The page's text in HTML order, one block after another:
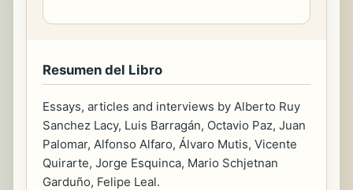
Resumen del Libro
Essays, articles and interviews by Alberto Ruy
Sanchez Lacy, Luis Barragán, Octavio Paz, Juan
Palomar, Alfonso Alfaro, Álvaro Mutis, Vicente
Quirarte, Jorge Esquinca, Mario Schjetnan
Garduño, Felipe Leal.